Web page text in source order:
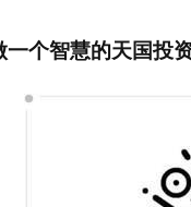
一个智慧的天国投